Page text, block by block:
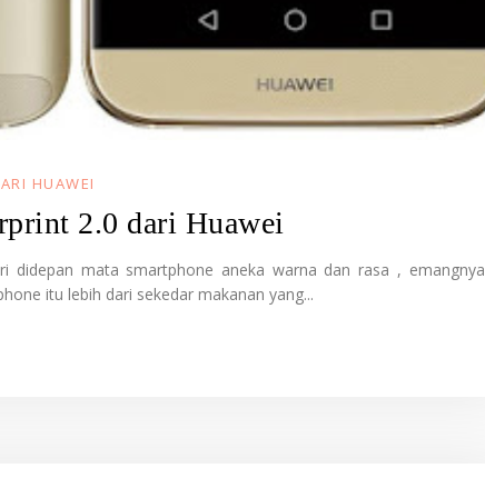
HUAWEI
2.0 dari Huawei
didepan mata smartphone aneka warna dan rasa , emangnya
itu lebih dari sekedar makanan yang...